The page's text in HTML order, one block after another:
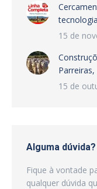
15 de
15 de
Alguma dúvida?
Fique à vontade
qualquer dúvida